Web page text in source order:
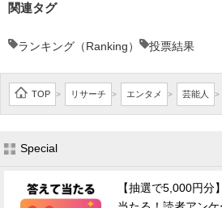
関連タグ
ランキング（Ranking） 投票結果
TOP > リサーチ > エンタメ > 芸能人 >
Special
【抽選で5,000円分